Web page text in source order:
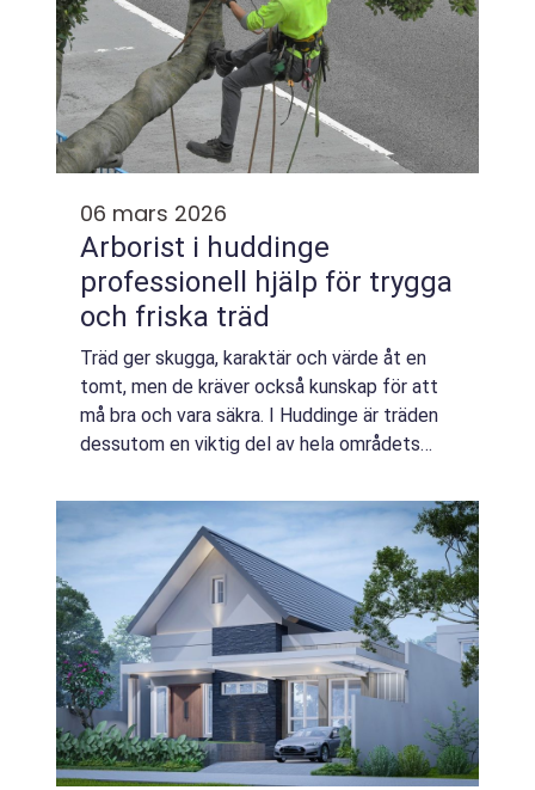
06 mars 2026
Arborist i huddinge
professionell hjälp för trygga
och friska träd
Träd ger skugga, karaktär och värde åt en
tomt, men de kräver också kunskap för att
må bra och vara säkra. I Huddinge är träden
dessutom en viktig del av hela områdets
tätare villaområden där stora träd s...